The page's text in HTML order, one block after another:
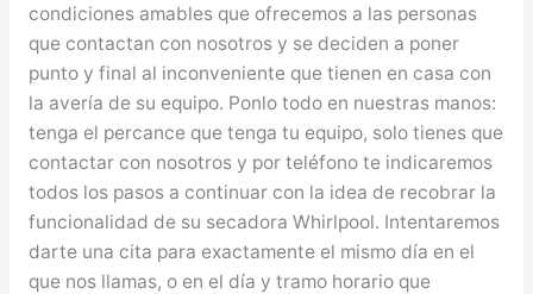
condiciones amables que ofrecemos a las personas
que contactan con nosotros y se deciden a poner
punto y final al inconveniente que tienen en casa con
la avería de su equipo. Ponlo todo en nuestras manos:
tenga el percance que tenga tu equipo, solo tienes que
contactar con nosotros y por teléfono te indicaremos
todos los pasos a continuar con la idea de recobrar la
funcionalidad de su secadora Whirlpool. Intentaremos
darte una cita para exactamente el mismo día en el
que nos llamas, o en el día y tramo horario que